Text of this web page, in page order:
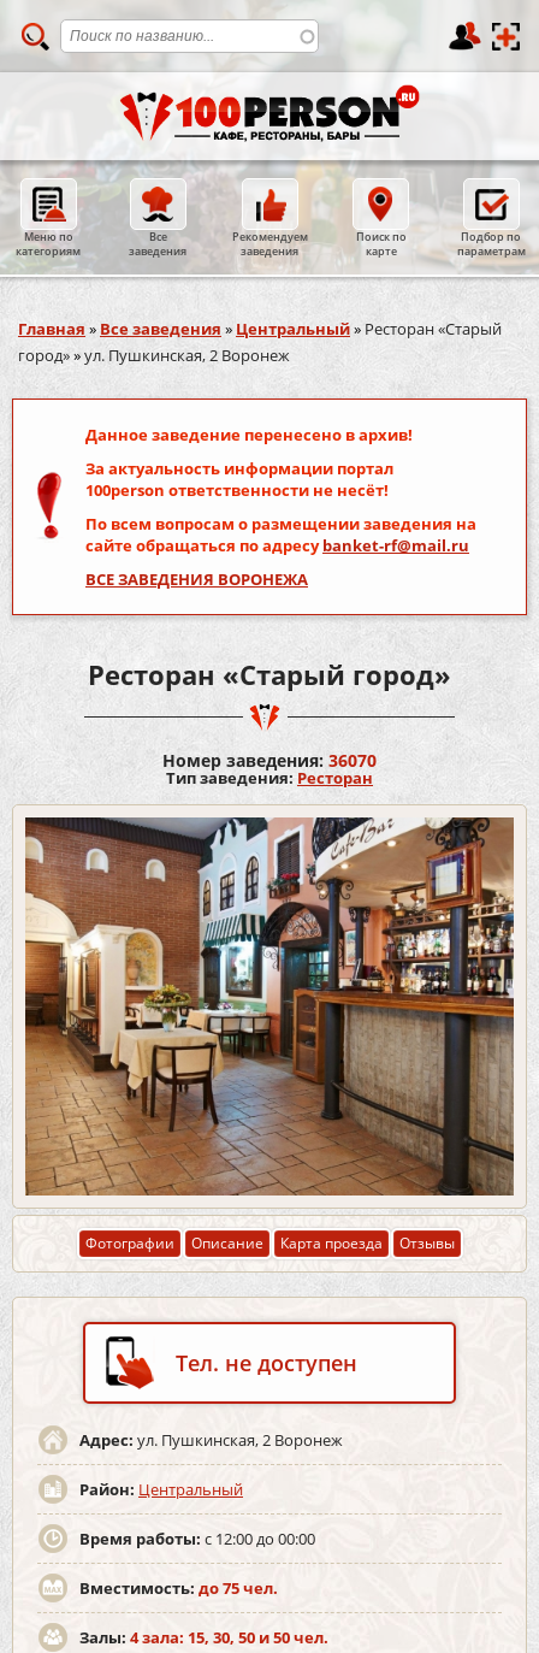
Меню по
категориям
Все
заведения
Рекомендуем
заведения
Поиск по
карте
Подбор по
параметрам
Вы здесь
Главная » Все заведения » Центральный» Ресторан «Старый
город»»ул. Пушкинская, 2 Воронеж
Данное заведение перенесено в архив!
За актуальность информации портал
100person ответственности не несёт!
По всем вопросам о размещении заведения на
сайте обращаться по адресуbanket-rf@mail.ru
ВСЕ ЗАВЕДЕНИЯ ВОРОНЕЖА
Ресторан «Старый город»
Номер заведения: 36070
Тип заведения: Ресторан
Фотографии Описание Карта проезда Отзывы
Тел. не доступен
Адрес: ул. Пушкинская, 2 Воронеж
Район: Центральный
Время работы: c 12:00 до 00:00
Вместимость: до 75 чел.
Залы: 4 зала: 15, 30, 50 и 50 чел.